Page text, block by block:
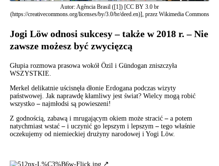
Autor: Agência Brasil ([1]) [CC BY 3.0 br
(https://creativecommons.org/licenses/by/3.0/br/deed.en)], przez Wikimedia Commons
Jogi Löw odnosi sukcesy – także w 2018 r. – Nie
zawsze możesz być zwycięzcą
Głupia rozmowa prasowa wokół Özil i Gündogan zniszczyła
WSZYSTKIE.
Merkel delikatnie uścisnęła dłonie Erdogana podczas wizyty
państwowej. Jak naprawdę kłamliwy jest świat? Wielcy mogą robić
wszystko – najmłodsi są powieszeni!
Z godnością, zabawą i mrugającym okiem może stracić – a potem
natychmiast wstać – i uczynić go lepszym i lepszym – tego właśnie
oczekujemy od niemieckiej drużyny narodowej i Yogi Löw.